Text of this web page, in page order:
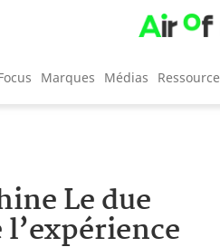
Marques Médias
Le due